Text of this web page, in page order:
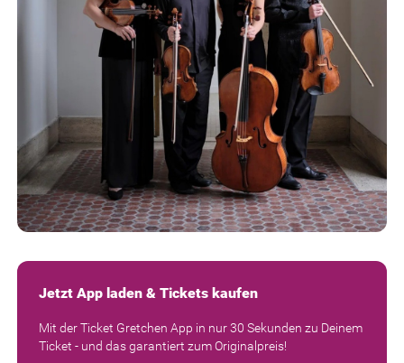
Jetzt App laden & Tickets kaufen
Mit der Ticket Gretchen App in nur 30 Sekunden zu Deinem
Ticket - und das garantiert zum Originalpreis!